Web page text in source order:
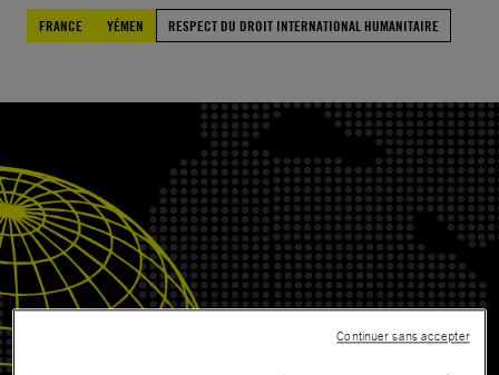
FRANCE
YÉMEN RESPECT DU DROIT INTERNATIONAL HUMANITAIRE
Continuer sans accepter